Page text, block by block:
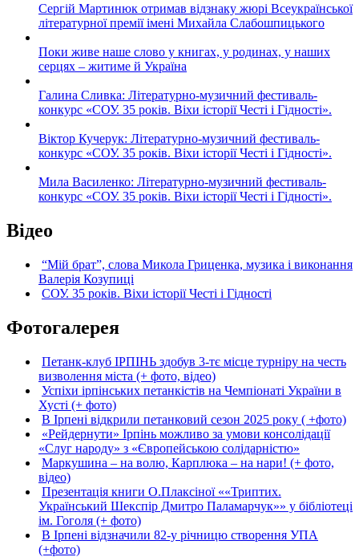
Сергій Мартинюк отримав відзнаку жюрі Всеукраїнської
літературної премії імені Михайла Слабошпицького
Поки живе наше слово у книгах, у родинах, у наших
серцях – житиме й Україна
Галина Сливка: Літературно-музичний фестиваль-
конкурс «СОУ. 35 років. Віхи історії Честі і Гідності».
Віктор Кучерук: Літературно-музичний фестиваль-
конкурс «СОУ. 35 років. Віхи історії Честі і Гідності».
Мила Василенко: Літературно-музичний фестиваль-
конкурс «СОУ. 35 років. Віхи історії Честі і Гідності».
Відео
“Мій брат”, слова Микола Гриценка, музика і виконання
Валерія Козупиці
СОУ. 35 років. Віхи історії Честі і Гідності
Фотогалерея
Петанк-клуб ІРПІНЬ здобув 3-тє місце турніру на честь
визволення міста (+ фото, відео)
Успіхи ірпінських петанкістів на Чемпіонаті України в
Хусті (+ фото)
В Ірпені відкрили петанковий сезон 2025 року ( +фото)
«Рейдернути» Ірпінь можливо за умови консолідації
«Слуг народу» з «Європейською солідарністю»
Маркушина – на волю, Карплюка – на нари! (+ фото,
відео)
Презентація книги О.Плаксіної ««Триптих.
Український Шекспір Дмитро Паламарчук»» у бібліотеці
ім. Гоголя (+ фото)
В Ірпені відзначили 82-у річницю створення УПА
(+фото)